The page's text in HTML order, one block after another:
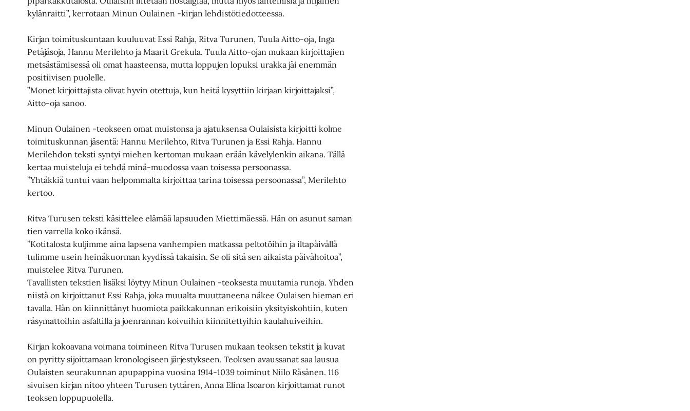
kylänraitti”, kerrotaan Minun Oulainen -kirjan lehdistötiedotteessa.
Kirjan toimituskuntaan kuuluuvat Essi Rahja, Ritva Turunen, Tuula Aitto-oja, Inga
Petäjäsoja, Hannu Merilehto ja Maarit Grekula. Tuula Aitto-ojan mukaan kirjoittajien
metsästämisessä oli omat haasteensa, mutta loppujen lopuksi urakka jäi enemmän
positiivisen puolelle.
”Monet kirjoittajista olivat hyvin otettuja, kun heitä kysyttiin kirjaan kirjoittajaksi”,
Aitto-oja sanoo.
Minun Oulainen -teokseen omat muistonsa ja ajatuksensa Oulaisista kirjoitti kolme
toimituskunnan jäsentä: Hannu Merilehto, Ritva Turunen ja Essi Rahja. Hannu
Merilehdon teksti syntyi miehen kertoman mukaan erään kävelylenkin aikana. Tällä
kertaa muisteluja ei tehdä minä-muodossa vaan toisessa persoonassa.
”Yhtäkkiä tuntui vaan helpommalta kirjoittaa tarina toisessa persoonassa”, Merilehto
kertoo.
Ritva Turusen teksti käsittelee elämää lapsuuden Miettimäessä. Hän on asunut saman
tien varrella koko ikänsä.
”Kotitalosta kuljimme aina lapsena vanhempien matkassa peltotöihin ja iltapäivällä
tulimme usein heinäkuorman kyydissä takaisin. Se oli sitä sen aikaista päivähoitoa”,
muistelee Ritva Turunen.
Tavallisten tekstien lisäksi löytyy Minun Oulainen -teoksesta muutamia runoja. Yhden
niistä on kirjoittanut Essi Rahja, joka muualta muuttaneena näkee Oulaisen hieman eri
tavalla. Hän on kiinnittänyt huomiota paikkakunnan erikoisiin yksityiskohtiin, kuten
räsymattoihin asfaltilla ja joenrannan koivuihin kiinnitettyihin kaulahuiveihin.
Kirjan kokoavana voimana toimineen Ritva Turusen mukaan teoksen tekstit ja kuvat
on pyritty sijoittamaan kronologiseen järjestykseen. Teoksen avaussanat saa lausua
Oulaisten seurakunnan apupappina vuosina 1914-1039 toiminut Niilo Räsänen. 116
sivuisen kirjan nitoo yhteen Turusen tyttären, Anna Elina Isoaron kirjoittamat runot
teoksen loppupuolella.